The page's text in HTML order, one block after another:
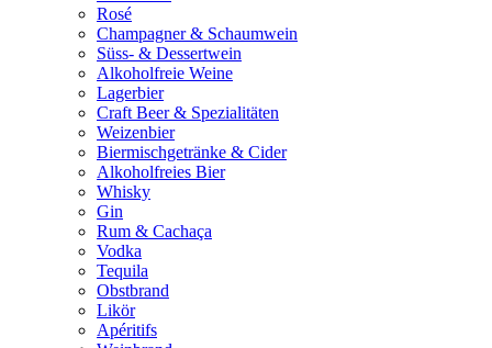
Rosé
Champagner & Schaumwein
Süss- & Dessertwein
Alkoholfreie Weine
Lagerbier
Craft Beer & Spezialitäten
Weizenbier
Biermischgetränke & Cider
Alkoholfreies Bier
Whisky
Gin
Rum & Cachaça
Vodka
Tequila
Obstbrand
Likör
Apéritifs